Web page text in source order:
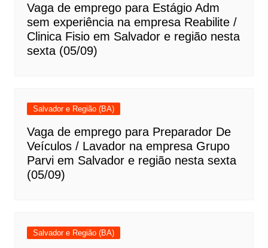
Vaga de emprego para Estágio Adm
sem experiência na empresa Reabilite /
Clinica Fisio em Salvador e região nesta
sexta (05/09)
Salvador e Região (BA)
Vaga de emprego para Preparador De
Veículos / Lavador na empresa Grupo
Parvi em Salvador e região nesta sexta
(05/09)
Salvador e Região (BA)